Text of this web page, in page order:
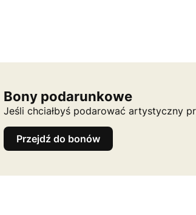
Bony podarunkowe
Jeśli chciałbyś podarować artystyczny
Przejdź do bonów